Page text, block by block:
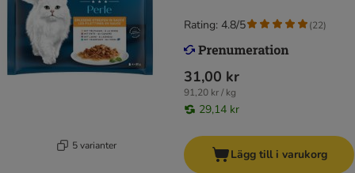
5 varianter
31,00 kr
91,20 kr / kg
29,14 kr
Rating: 4.8/5 (22)
Lägg till i varukorg